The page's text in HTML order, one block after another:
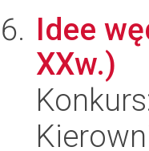
Idee
XXw.)